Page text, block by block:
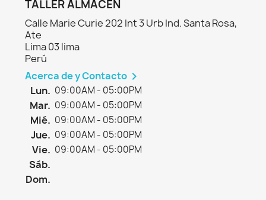
TALLER ALMACÉN
Calle Marie Curie 202 Int 3 Urb Ind. Santa Rosa,
Ate
Lima 03 lima
Perú
Acerca de y Contacto 
Lun. 09:00AM - 05:00PM
Mar. 09:00AM - 05:00PM
Mié. 09:00AM - 05:00PM
Jue. 09:00AM - 05:00PM
Vie. 09:00AM - 05:00PM
Sáb.
Dom.